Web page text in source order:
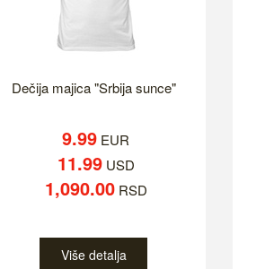
Dečija majica "Srbija sunce"
9.99 EUR
11.99USD
1,090.00RSD
Više detalja
Previous